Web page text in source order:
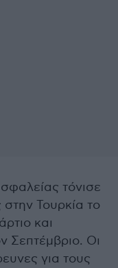
τόνισε
Τουρκία το
και
Σεπτέμβριο. Οι
για τους